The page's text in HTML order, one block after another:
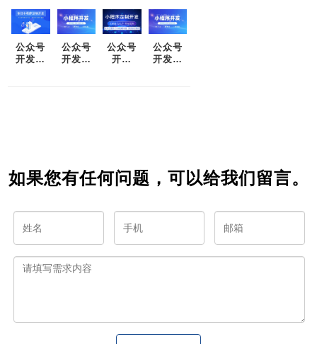
公众号
开发：
公众号
开发：
公众号
开发
公众号
开发：
如果您有任何问题，可以给我们留言。